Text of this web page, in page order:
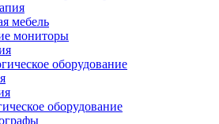
мебель
мониторы
оборудование
оборудование